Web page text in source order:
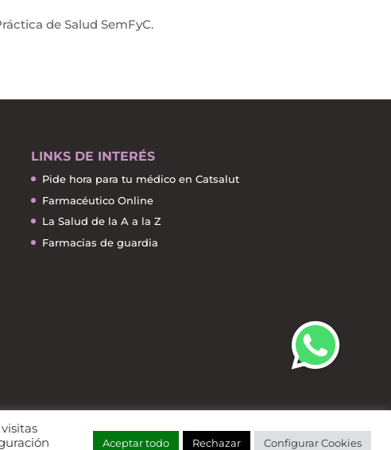
de Salud SemFyC.
LINKS DE INTERÉS
Pide hora para tu médico en Catsalut
Farmacéutico Online
La Salud de la A a la Z
Farmacias de guardia
Aceptar todo Rechazar Configurar Cookies